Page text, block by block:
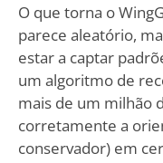
O que torna o
parece aleatório,
estar a captar
um algoritmo de
mais de um milhão
corretamente a
conservador) em